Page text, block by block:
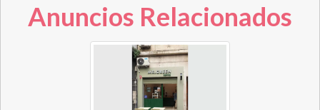
Anuncios Relacionados